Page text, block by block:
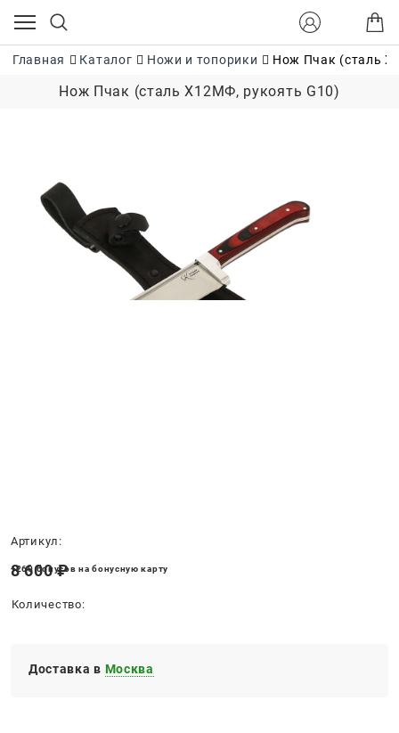
Главная Каталог Ножи и топорики Нож Пчак (сталь
Нож Пчак (сталь Х12МФ, рукоять G10)
Артикул:
8 600 ₽
+260 бонусов на бонусную карту
Количество:
Доставка в Москва